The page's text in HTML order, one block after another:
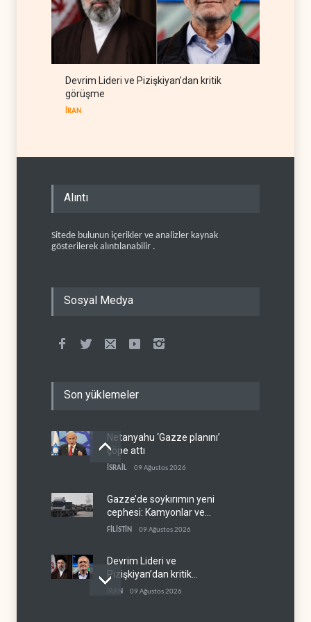
Devrim Lideri ve Pizişkiyan’dan kritik
görüşme
İRAN
Alıntı
Sitede bulunun içerikler ve analizler kaynak
gösterilerek alıntılanabilir .
Sosyal Medya
Son yüklemeler
Netanyahu ‘Gazze planını’
çöpe attı
İSRAİL 09 Ağustos 2026
Gazze’de soykırımın yeni
cephesi: Kamyonlar ve
sürücüler de hedefte
FİLİSTİN 09 Ağustos 2026
Devrim Lideri ve
Pizişkiyan’dan kritik
görüşme
İRAN 09 Ağustos 2026